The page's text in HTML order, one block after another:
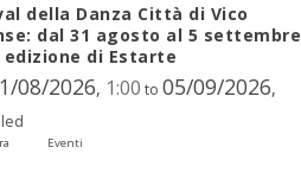
della Danza Città di Vico
dal 31 agosto al 5 settembre
edizione di Estarte
08/2026, 1:00 to 05/09/2026,
Eventi